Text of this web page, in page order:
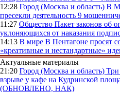
12:28 Город (Москва и область) В
пресекли деятельность 9
11:27 Общество Пакет законов об
уклоняющихся от наказания
14:13 В мире В Пентагоне просят
«креативные и нестандартные»
Актуальные материалы
21:20 Город (Москва и область) Три
взрыве у кафе на Кудринской
(ОБНОВЛЕНО, НАК)